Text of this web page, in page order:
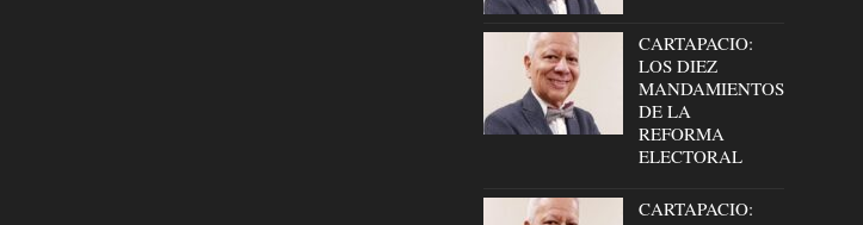
CARTAPACIO:
LOS DIEZ
MANDAMIENTOS
DE LA
REFORMA
ELECTORAL
CARTAPACIO: